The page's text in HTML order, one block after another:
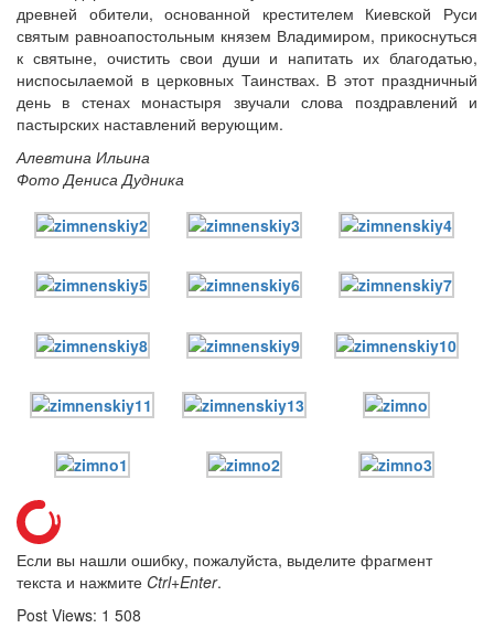
древней обители, основанной крестителем Киевской Руси
святым равноапостольным князем Владимиром, прикоснуться
к святыне, очистить свои души и напитать их благодатью,
ниспосылаемой в церковных Таинствах. В этот праздничный
день в стенах монастыря звучали слова поздравлений и
пастырских наставлений верующим.
Алевтина Ильина
Фото Дениса Дудника
Если вы нашли ошибку, пожалуйста, выделите фрагмент
текста и нажмите Ctrl+Enter.
Post Views: 1 508